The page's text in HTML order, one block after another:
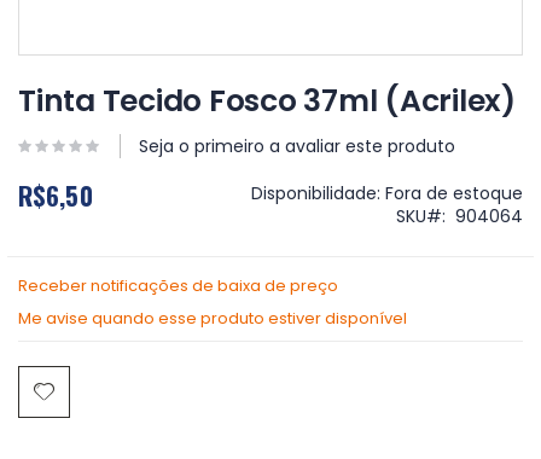
para
o
da
de
Tinta Tecido Fosco 37ml (Acrilex)
Seja o primeiro a avaliar este produto
R$6,50 Disponibilidade: Fora de estoque
SKU
904064
Receber notificações de baixa de preço
Me avise quando esse produto estiver disponível